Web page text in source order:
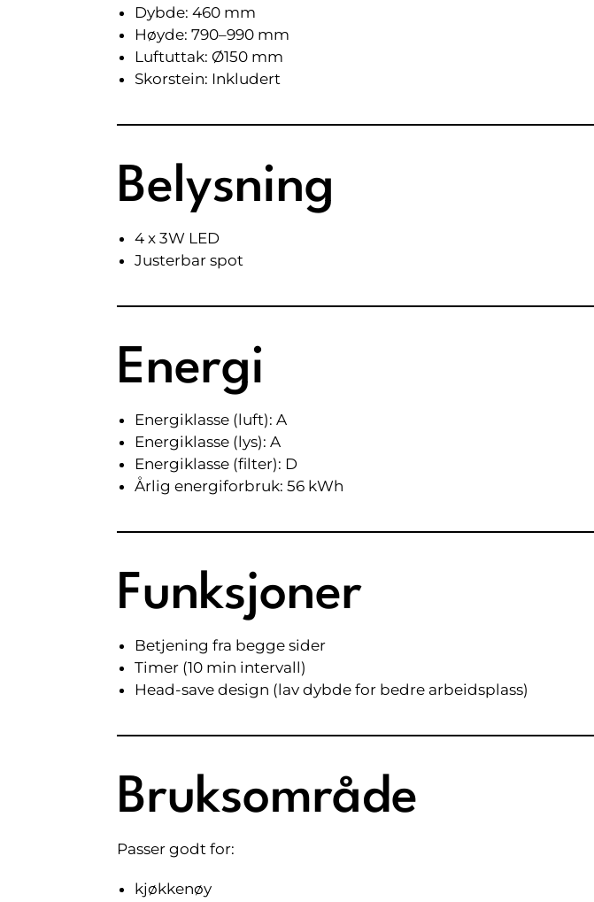
Dybde: 460 mm
Høyde: 790–990 mm
Luftuttak: Ø150 mm
Skorstein: Inkludert
Belysning
4 x 3W LED
Justerbar spot
Energi
Energiklasse (luft): A
Energiklasse (lys): A
Energiklasse (filter): D
Årlig energiforbruk: 56 kWh
Funksjoner
Betjening fra begge sider
Timer (10 min intervall)
Head-save design (lav dybde for bedre arbeidsplass)
Bruksområde
Passer godt for:
kjøkkenøy